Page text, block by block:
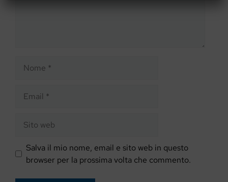
web
Salva il mio nome, email e sito web in questo
browser per la prossima volta che commento.